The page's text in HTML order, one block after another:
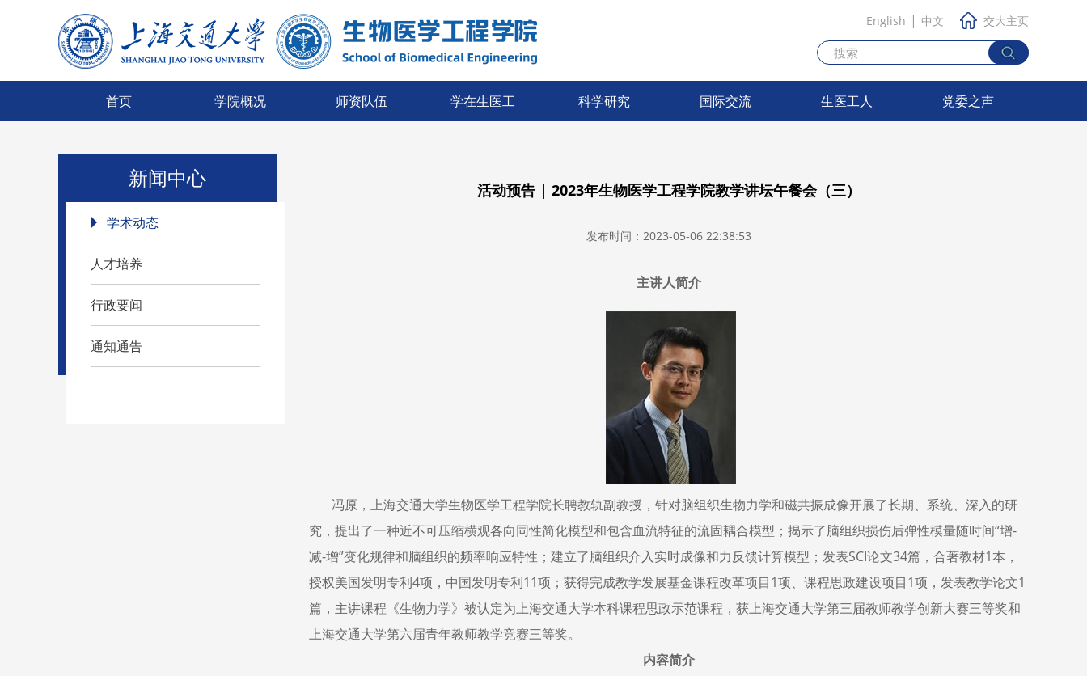
首页 学院概况 师资队伍 学在生医工 科学研究 国际交流 生医工人 党委之声
English | 中文 交大主页
新闻中心
学术动态
人才培养
行政要闻
通知通告
活动预告 | 2023年生物医学工程学院教学讲坛午餐会（三）
发布时间：2023-05-06 22:38:53
主讲人简介
冯原，上海交通大学生物医学工程学院长聘教轨副教授，针对脑组织生物力学和磁共振成像开展了长期、系统、深入的研
究，提出了一种近不可压缩横观各向同性简化模型和包含血流特征的流固耦合模型；揭示了脑组织损伤后弹性模量随时间“增-
减-增”变化规律和脑组织的频率响应特性；建立了脑组织介入实时成像和力反馈计算模型；发表SCI论文34篇，合著教材1本，
授权美国发明专利4项，中国发明专利11项；获得完成教学发展基金课程改革项目1项、课程思政建设项目1项，发表教学论文1
篇，主讲课程《生物力学》被认定为上海交通大学本科课程思政示范课程，获上海交通大学第三届教师教学创新大赛三等奖和
上海交通大学第六届青年教师教学竞赛三等奖。
内容简介